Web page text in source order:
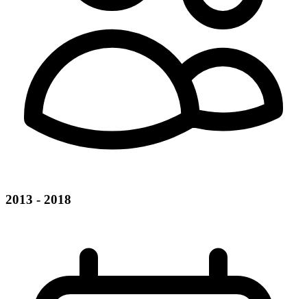
2013 - 2018